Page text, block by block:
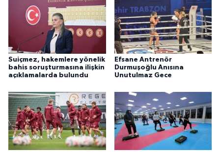
Suiçmez, hakemlere yönelik
bahis soruşturmasına ilişkin
açıklamalarda bulundu
Efsane Antrenör
Durmuşoğlu Anısına
Unutulmaz Gece